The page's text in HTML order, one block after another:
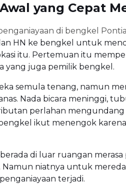
yang Cepat
di bengkel
HN ke bengkel untuk
itu. Pertemuan itu
yang juga pemilik bengkel.
semula tenang, namun
Nada bicara meninggi,
perlahan mengundang
ikut menengok
berada di luar ruangan
Namun niatnya untuk
terjadi.